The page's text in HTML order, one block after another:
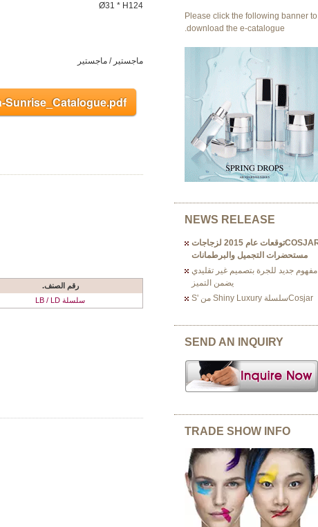
Ø31 * H124
ماجستير / ماجستير
Sunrise_Catalogue.pdf
رقم الصنف.
سلسلة LB / LD
Please click the following banner to
download the e-catalogue.
NEWS RELEASE
COSJARتوقعات عام 2015 لزجاجات
مستحضرات التجميل والبرطمانات
مفهوم جديد للجرة بتصميم غير تقليدي
يضمن التميز
Cosjarسلسلة Shiny Luxury من 's
SEND AN INQUIRY
TRADE SHOW INFO